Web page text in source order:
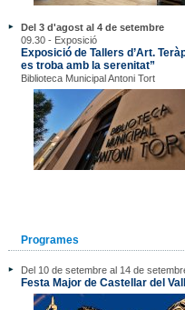
Del 3 d'agost al 4 de setembre
09.30 - Exposició
Exposició de Tallers d’Art.
es troba amb la serenitat”
Biblioteca Municipal Antoni Tort
Programes
Del 10 de setembre al 14 de
Festa Major de Castellar del